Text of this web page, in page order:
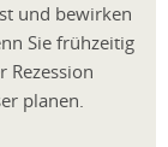
und bewirken
Sie frühzeitig
Rezession
planen.